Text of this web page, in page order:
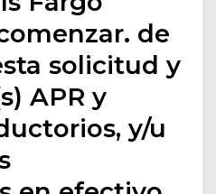
de
solicitud y
APR y
y/u